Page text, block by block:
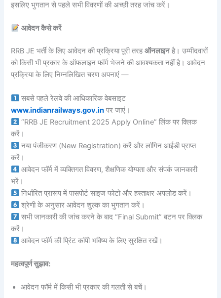
इसलिए भुगतान से पहले सभी विवरणों की अच्छी तरह जांच करें।
आवेदन कैसे करें
RRB JE भर्ती के लिए आवेदन की प्रक्रिया पूरी तरहऑनलाइनहै। उम्मीदवारों
को किसी भी प्रकार के ऑफलाइन फॉर्म भेजने की आवश्यकता नहीं है। आवेदन
प्रक्रिया के लिए निम्नलिखित चरण अपनाएं —
सबसे पहले रेलवे की आधिकारिक वेबसाइट
www.indianrailways.gov.in पर जाएं।
“RRB JE Recruitment 2025 Apply Online” लिंक पर क्लिक
करें।
नया पंजीकरण (New Registration) करें और लॉगिन आईडी प्राप्त
करें।
आवेदन फॉर्म में व्यक्तिगत विवरण, शैक्षणिक योग्यता और संपर्क जानकारी
भरें।
निर्धारित प्रारूप में पासपोर्ट साइज फोटो और हस्ताक्षर अपलोड करें।
श्रेणी के अनुसार आवेदन शुल्क का भुगतान करें।
सभी जानकारी की जांच करने के बाद “Final Submit” बटन पर क्लिक
करें।
आवेदन फॉर्म की प्रिंट कॉपी भविष्य के लिए सुरक्षित रखें।
महत्वपूर्ण सुझाव:
आवेदन फॉर्म में किसी भी प्रकार की गलती से बचें।